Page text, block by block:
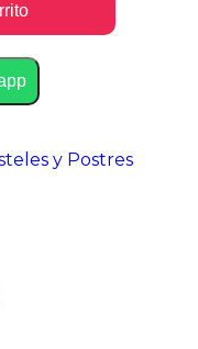
y Postres